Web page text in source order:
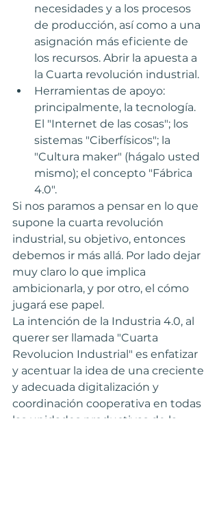
necesidades y a los procesos
de producción, así como a una
asignación más eficiente de
los recursos. Abrir la apuesta a
la Cuarta revolución industrial. ​
Herramientas de apoyo:
principalmente, la tecnología.
El "Internet de las cosas"; los
sistemas "Ciberfísicos"; la
"Cultura maker" (hágalo usted
mismo); el concepto "Fábrica
4.0".​
Si nos paramos a pensar en lo que
supone la cuarta revolución
industrial, su objetivo, entonces
debemos ir más allá. Por lado dejar
muy claro lo que implica
ambicionarla, y por otro, el cómo
jugará ese papel.
La intención de la Industria 4.0, al
querer ser llamada "Cuarta
Revolucion Industrial" es enfatizar
y acentuar la idea de una creciente
y adecuada digitalización y
coordinación cooperativa en todas
las unidades productivas de la